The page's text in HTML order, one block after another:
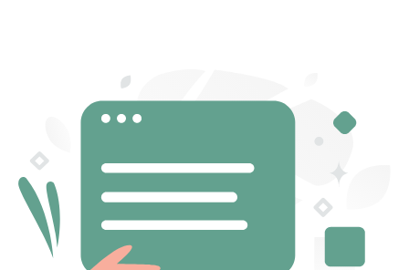
Lost password?